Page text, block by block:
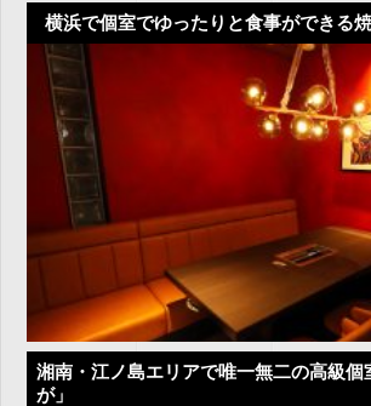
横浜で個室でゆったりと食事ができる
湘南・江ノ島エリアで唯一無二の高級個
が」